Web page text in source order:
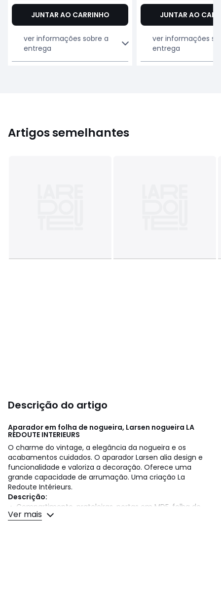
JUNTAR AO CARRINHO
ver informações sobre a
entrega
JUNTAR AO
ver informações
entrega
Artigos semelhantes
Descrição do artigo
Aparador em folha de nogueira, Larsen nogueira LA
REDOUTE INTERIEURS
O charme do vintage, a elegância da nogueira e os
acabamentos cuidados. O aparador Larsen alia design e
funcionalidade e valoriza a decoração. Oferece uma
grande capacidade de arrumação. Uma criação La
Redoute Intérieurs.
Descrição:
• Compartimento, prateleiras, portas em MDF, folha de
nogueira
Ver mais